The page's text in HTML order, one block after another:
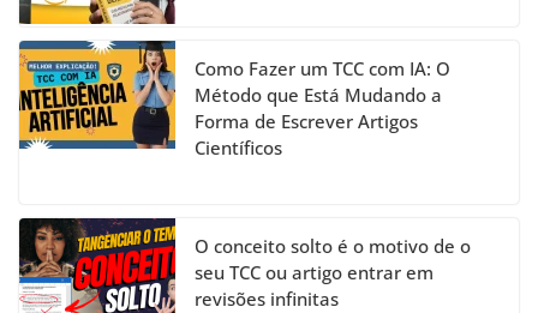
Como Fazer um TCC com IA: O
Método que Está Mudando a
Forma de Escrever Artigos
Científicos
O conceito solto é o motivo de o
seu TCC ou artigo entrar em
revisões infinitas